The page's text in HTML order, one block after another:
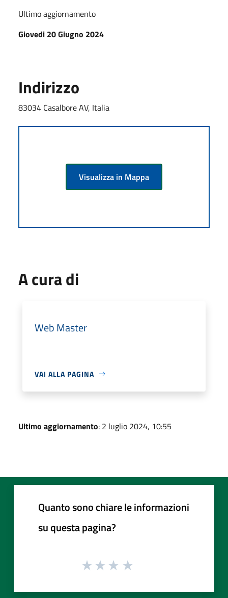
Ultimo aggiornamento
Giovedi 20 Giugno 2024
Indirizzo
83034 Casalbore AV, Italia
Visualizza in Mappa
A cura di
Web Master
VAI ALLA PAGINA
Ultimo aggiornamento: 2 luglio 2024, 10:55
Quanto sono chiare le informazioni
su questa pagina?